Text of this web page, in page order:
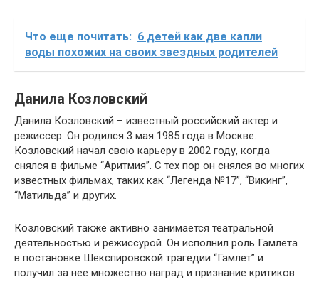
Что еще почитать: 6 детей как две капли
воды похожих на своих звездных родителей
Данила Козловский
Данила Козловский – известный российский актер и
режиссер. Он родился 3 мая 1985 года в Москве.
Козловский начал свою карьеру в 2002 году, когда
снялся в фильме “Аритмия”. С тех пор он снялся во многих
известных фильмах, таких как “Легенда №17”, “Викинг”,
“Матильда” и других.
Козловский также активно занимается театральной
деятельностью и режиссурой. Он исполнил роль Гамлета
в постановке Шекспировской трагедии “Гамлет” и
получил за нее множество наград и признание критиков.